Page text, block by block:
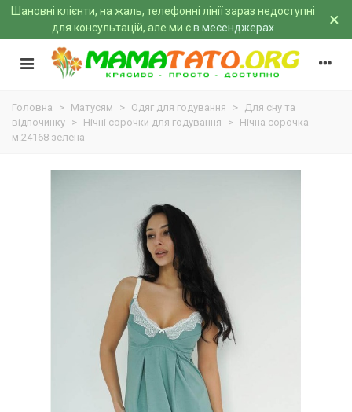
Шановні клієнти, на жаль, телефонні лінії зараз недоступні
для консультацій, але ми єв месенджерах ×
Головна > Матусям > Одяг для годування > Для сну та
відпочинку > Нічні сорочки для годування > Нічна сорочка
м.24168 зелена